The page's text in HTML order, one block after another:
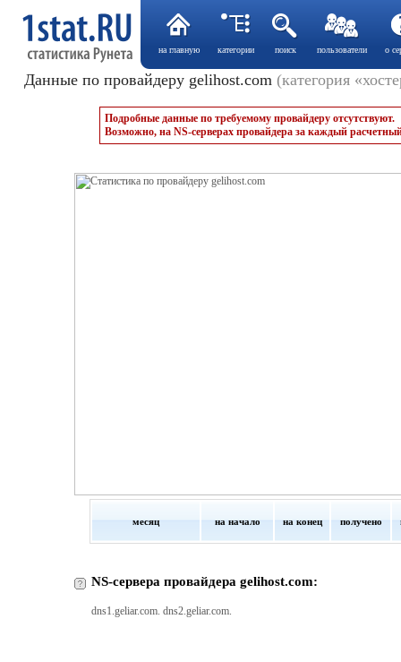
на главную категории поиск пользователи о
Данные по провайдеру gelihost.com (категория
Подробные данные по требуемому провайдеру отсутствуют.
Возможно, на NS-серверах провайдера за каждый
месяц на начало на конец получено
NS-сервера провайдера gelihost.com:
dns1.geliar.com. dns2.geliar.com.